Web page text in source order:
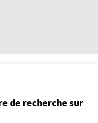
de recherche sur